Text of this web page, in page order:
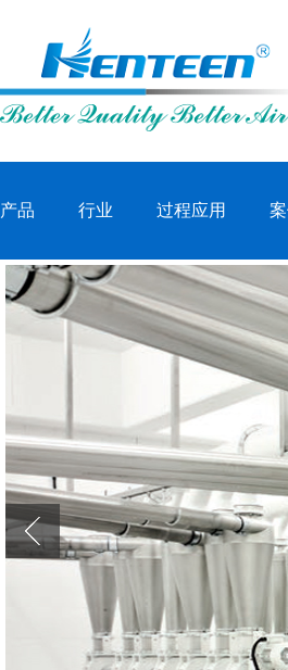
产品 行业 过程应用